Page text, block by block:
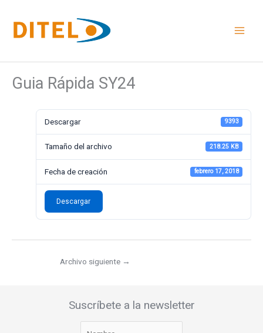
contenido
Guia Rápida SY24
Descargar 9393
Tamaño del archivo 218.25 KB
Fecha de creación febrero 17, 2018
Descargar
Archivo siguiente →
Suscríbete a la newsletter